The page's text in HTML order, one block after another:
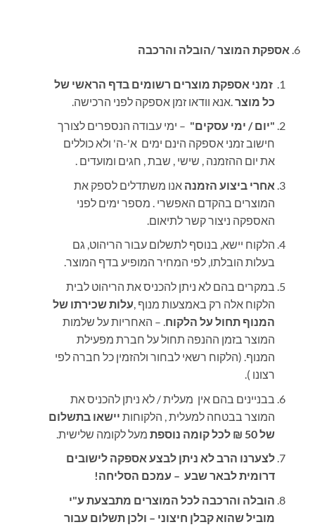
אספקת המוצר /הובלה והרכבה
זמני אספקת מוצרים רשומים בדף הראשי של
כל מוצר. אנא וודאו זמן אספקה לפני הרכישה.
"יום / ימי עסקים" – ימי עבודה הנספרים לצורך
חישוב זמני אספקה הינם ימים א'-ה' ולא כוללים
את יום ההזמנה , שישי , שבת , חגים ומועדים .
אחרי ביצוע הזמנה אנו משתדלים לספק את
המוצרים בהקדם האפשרי . מספר ימים לפני
האספקה ניצור קשר לתיאום.
הלקוח יישא, בנוסף לתשלום עבור הריהוט, גם
בעלות הובלתו, לפי המחיר המופיע בדף המוצר.
במקרים בהם לא ניתן להכניס את הריהוט לבית
הלקוח אלה רק באמצעות מנוף ,עלות שכירתו של
המנוף תחול על הלקוח.– האחריות על שלמות
המוצר בזמן ההנפה תחול על חברת מפעילת
המנוף. (הלקוח רשאי לבחור ולהזמין כל חברה לפי
רצונו ).
בבניינים בהם אין מעלית / לא ניתן להכניס את
המוצר בבטחה למעלית , הלקוחות יישאו בתשלום
של 50 ₪
לכל קומה נוספתמעל לקומה שלישית.
לצערנו הרב לא ניתן לבצע אספקה לישובים
דרומית לבאר שבע – עמכם הסליחה!
הובלה והרכבה לכל המוצרים מתבצעת ע"י
מוביל שהוא קבלן חיצוני – ולכן תשלום עבור